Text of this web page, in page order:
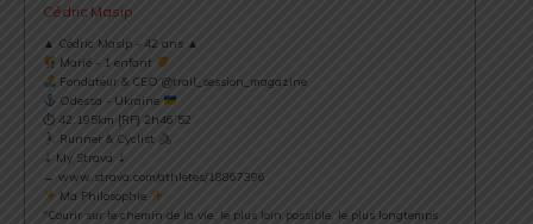
Cédric Masip
▲ Cédric Masip - 42 ans ▲
Marié - 1 enfant
Fondateur & CEO @trail_session_magazine
Odessa - Ukraine
⏱ 42.195km [RP] 2h46’52
Runner & Cyclist
⇣ My Strava ⇣
→ www.strava.com/athletes/18867396
Ma Philosophie
"Courir sur le chemin de la vie, le plus loin possible, le plus longtemps